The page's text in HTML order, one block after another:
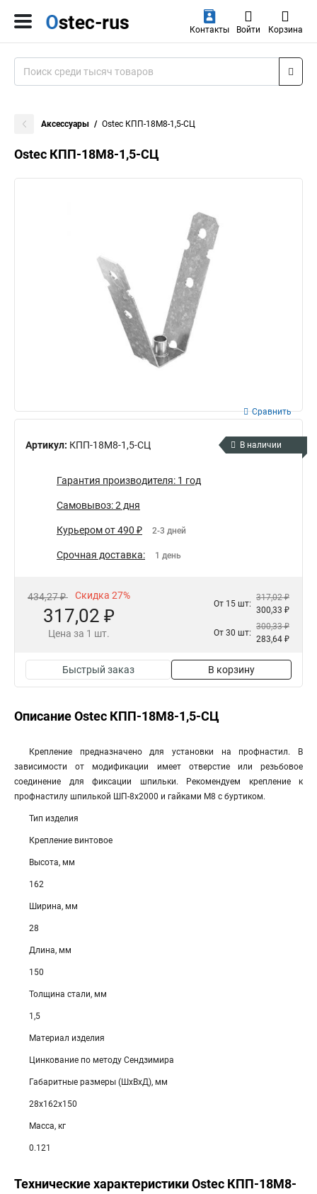
Контакты Войти Корзина
Аксессуары Ostec КПП-18М8-1,5-СЦ
Ostec КПП-18М8-1,5-СЦ
Артикул: КПП-18М8-1,5-СЦ
Сравнить
В наличии
Гарантия производителя: 1 год
Самовывоз: 2 дня
Курьером от 490 ₽ 2-3 дней
Срочная доставка: 1 день
434,27 ₽ Скидка 27%
317,02 ₽
Цена за 1 шт.
От 15 шт:
317,02 ₽
300,33 ₽
От 30 шт:
300,33 ₽
283,64 ₽
Быстрый заказ В корзину
Описание Ostec КПП-18М8-1,5-СЦ
Крепление предназначено для установки на профнастил. В
зависимости от модификации имеет отверстие или резьбовое
соединение для фиксации шпильки. Рекомендуем крепление к
профнастилу шпилькой ШП-8х2000 и гайками М8 с буртиком.
Тип изделия
Крепление винтовое
Высота, мм
162
Ширина, мм
28
Длина, мм
150
Толщина стали, мм
1,5
Материал изделия
Цинкование по методу Сендзимира
Габаритные размеры (ШхВхД), мм
28х162х150
Масса, кг
0.121
Технические характеристики Ostec КПП-18М8-